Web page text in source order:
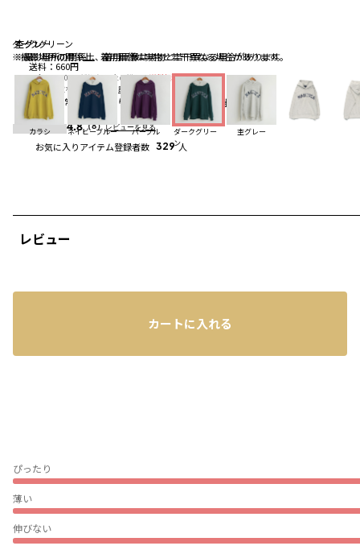
ダークグリーン
※撮影場所の関係上、着用画像は実物と若干異なる場合があります。
杢グレー
※撮影場所の関係上、着用画像は実物と若干異なる場合があります。
杢グレー
カラシ ネイビーブルー パープル
ダークグリー
ン
杢グレー
レビュー
ぴったり
薄い
伸びない
送料 ： 660円
※合計6,600円（税込）以上の購入で送料無料
詳細
※店頭受取なら
送料無料 詳細
配送 ： 通常、ご注文より1～5営業日にて出荷 詳細
4.8（8）レビューを見る
お気に入りアイテム登録者数 329 人
カートに入れる